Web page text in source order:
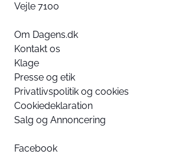
Vejle 7100
Om Dagens.dk
Kontakt os
Klage
Presse og etik
Privatlivspolitik og cookies
Cookiedeklaration
Salg og Annoncering
Facebook